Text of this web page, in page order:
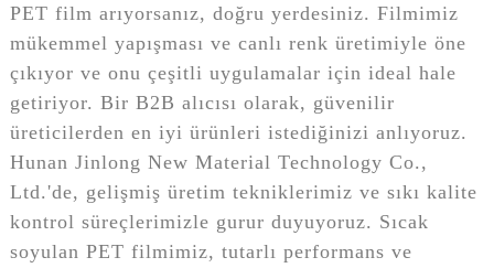
PET film arıyorsanız, doğru yerdesiniz. Filmimiz
mükemmel yapışması ve canlı renk üretimiyle öne
çıkıyor ve onu çeşitli uygulamalar için ideal hale
getiriyor. Bir B2B alıcısı olarak, güvenilir
üreticilerden en iyi ürünleri istediğinizi anlıyoruz.
Hunan Jinlong New Material Technology Co.,
Ltd.'de, gelişmiş üretim tekniklerimiz ve sıkı kalite
kontrol süreçlerimizle gurur duyuyoruz. Sıcak
soyulan PET filmimiz, tutarlı performans ve